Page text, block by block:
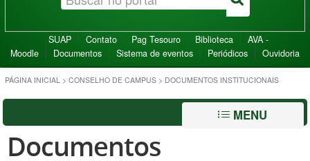
SUAP Contato Pag Tesouro Biblioteca
AVA -
Moodle
Documentos Sistema de eventos Periódicos Ouvidoria
PÁGINA INICIAL > CONSELHO DE CAMPUS > DOCUMENTOS INSTITUCIONAIS
MENU
Documentos